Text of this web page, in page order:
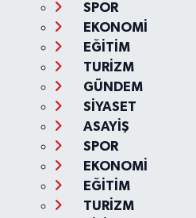
SPOR
EKONOMİ
EĞİTİM
TURİZM
GÜNDEM
SİYASET
ASAYİŞ
SPOR
EKONOMİ
EĞİTİM
TURİZM